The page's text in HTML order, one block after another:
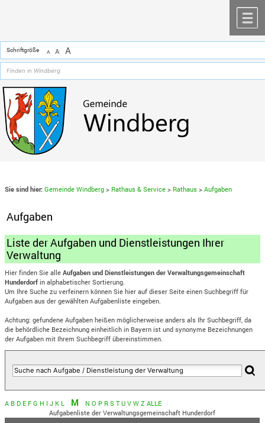
Schriftgröße A A A
Sie sind hier: Gemeinde Windberg > Rathaus & Service > Rathaus >Aufgaben
Aufgaben
Liste der Aufgaben und Dienstleistungen Ihrer
Verwaltung
Hier finden Sie alleAufgaben und Dienstleistungen der Verwaltungsgemeinschaft
Hunderdorf in alphabetischer Sortierung.
Um Ihre Suche zu verfeinern können Sie hier auf dieser Seite einen Suchbegriff für
Aufgaben aus der gewählten Aufgabenliste eingeben.
Achtung: gefundene Aufgaben heißen möglicherweise anders als Ihr Suchbegriff, da
die behördliche Bezeichnung einheitlich in Bayern ist und synonyme Bezeichnungen
der Aufgaben mit Ihrem Suchbegriff übereinstimmen.
A B D E F G H I J K L M N O P R S T U V W Z ALLE
Aufgabenliste der Verwaltungsgemeinschaft Hunderdorf